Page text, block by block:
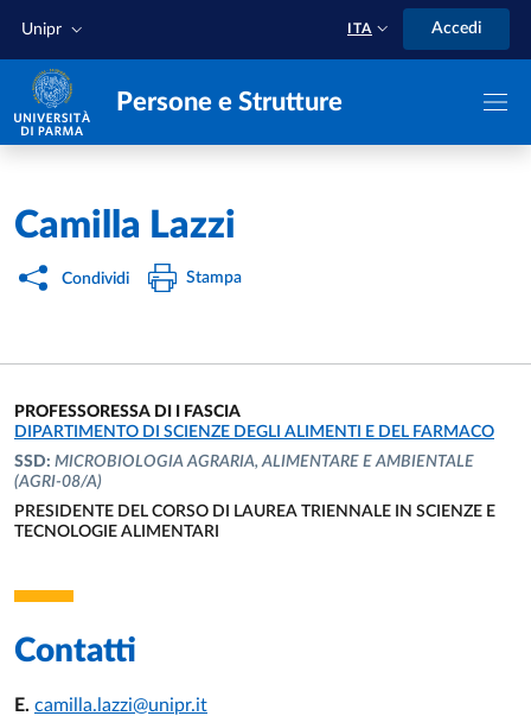
Unipr ITA Accedi
Persone e Strutture
Home /
Camilla Lazzi
Condividi Stampa
PROFESSORESSA DI I FASCIA
UNITÀ ORGANIZZATIVA AFFERENTE:
DIPARTIMENTO DI SCIENZE DEGLI ALIMENTI E DEL FARMACO
SSD: MICROBIOLOGIA AGRARIA, ALIMENTARE E AMBIENTALE
(AGRI-08/A)
PRESIDENTE DEL CORSO DI LAUREA TRIENNALE IN SCIENZE E
TECNOLOGIE ALIMENTARI
Contatti
E. camilla.lazzi@unipr.it